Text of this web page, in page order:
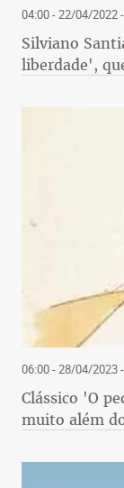
04:00 - 22/04/2022
Silviano
liberdade',
06:00 - 28/04/2023
Clássico 'O
muito além